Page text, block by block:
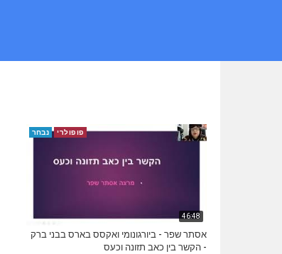
46:48
פופולרי נבחר
אסתר שפר - ביורגונומי ואקסס בארס בבני ברק
- הקשר בין כאב תזונה וכעס